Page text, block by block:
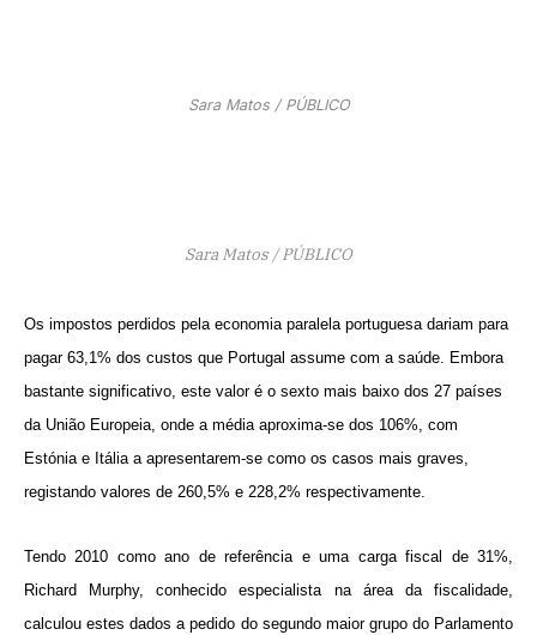
Sara Matos / PÚBLICO
Sara Matos / PÚBLICO
Os impostos perdidos pela economia paralela portuguesa dariam para
pagar 63,1% dos custos que Portugal assume com a saúde. Embora
bastante significativo, este valor é o sexto mais baixo dos 27 países
da União Europeia, onde a média aproxima-se dos 106%, com
Estónia e Itália a apresentarem-se como os casos mais graves,
registando valores de 260,5% e 228,2% respectivamente.
Tendo 2010 como ano de referência e uma carga fiscal de 31%,
Richard Murphy, conhecido especialista na área da fiscalidade,
calculou estes dados a pedido do segundo maior grupo do Parlamento